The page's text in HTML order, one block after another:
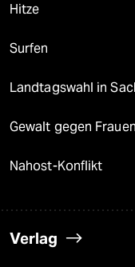
Hitze
Surfen
Landtagswahl in
Gewalt gegen Frauen
Nahost-Konflikt
Verlag